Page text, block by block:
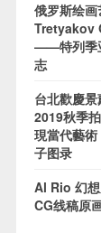
俄罗斯绘
Tretyakov
——特列季
志
台北歡慶
2019秋季
現當代藝
子图录
Al Rio 幻
CG线稿原